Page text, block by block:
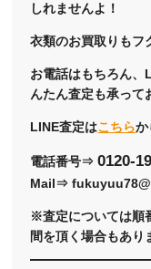
しれませんよ！
衣類のお買取りもフ
お電話はもちろん、
んたん査定も承って
LINE査定はこちらか
電話番号⇒0120-
Mail⇒
※査定については順
間を頂く場合もあり